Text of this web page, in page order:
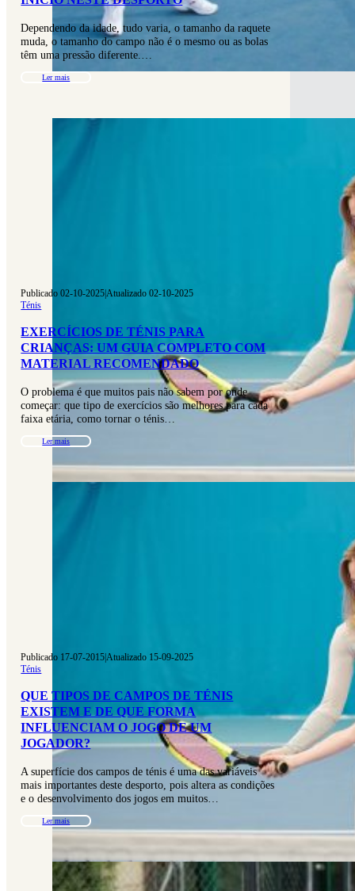
Dependendo da idade, tudo varia, o tamanho da raquete
muda, o tamanho do campo não é o mesmo ou as bolas
têm uma pressão diferente.…
Ler mais
Publicado 02-10-2025|Atualizado 02-10-2025
Ténis
EXERCÍCIOS DE TÉNIS PARA
CRIANÇAS: UM GUIA COMPLETO COM
MATERIAL RECOMENDADO
O problema é que muitos pais não sabem por onde
começar: que tipo de exercícios são melhores para cada
faixa etária, como tornar o ténis…
Ler mais
Publicado 17-07-2015|Atualizado 15-09-2025
Ténis
QUE TIPOS DE CAMPOS DE TÉNIS
EXISTEM E DE QUE FORMA
INFLUENCIAM O JOGO DE UM
JOGADOR?
A superfície dos campos de ténis é uma das variáveis
mais importantes deste desporto, pois altera as condições
e o desenvolvimento dos jogos em muitos…
Ler mais